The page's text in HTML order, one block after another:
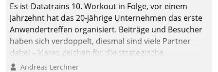
Es ist Datatrains 10. Workout in Folge, vor einem
Jahrzehnt hat das 20-jährige Unternehmen das erste
Anwendertreffen organisiert. Beiträge und Besucher
haben sich verdoppelt, diesmal sind viele Partner
dabei – klares Zeichen für die strategische
Fokussierung auf den Kunden.
Andreas Lerchner